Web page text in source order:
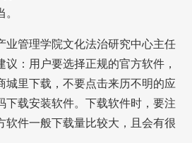
管理学院文化法治研究中心主任
：用户要选择正规的官方软件，
城里下载，不要点击来历不明的应
下载安装软件。下载软件时，要注
软件一般下载量比较大，且会有很